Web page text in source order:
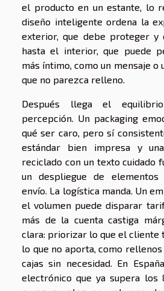
el producto en un estante, lo
diseño inteligente ordena la
exterior, que debe proteger y
hasta el interior, que puede
más íntimo, como un mensaje o
que no parezca relleno.
Después llega el
percepción. Un packaging
qué ser caro, pero sí
estándar bien impresa y
reciclado con un texto cuidado
un despliegue de elementos
envío. La logística manda. Un
el volumen puede disparar
más de la cuenta castiga
clara: priorizar lo que el cliente
lo que no aporta, como
cajas sin necesidad. En
electrónico que ya supera los